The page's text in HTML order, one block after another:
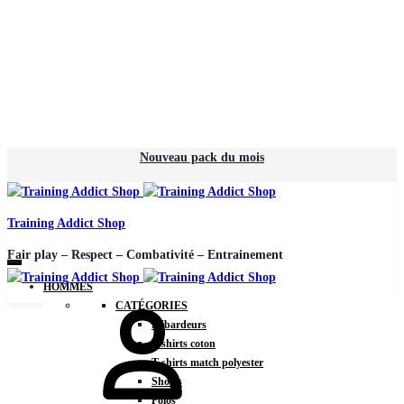
Nouveau pack du mois
Training Addict Shop
Fair play – Respect – Combativité – Entrainement
HOMMES
CATÉGORIES
Débardeurs
T-shirts coton
T-shirts match polyester
Shorts
Polos